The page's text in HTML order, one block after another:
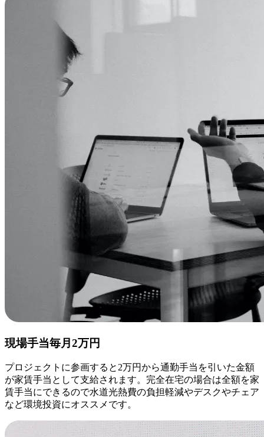
現場手当毎月2万円
プロジェクトに参画すると2万円から通勤手当を引いた金額
が家賃手当として支給されます。完全在宅の場合は全額を家
賃手当にできるので水道光熱費の負担軽減やデスクやチェア
など環境投資にオススメです。